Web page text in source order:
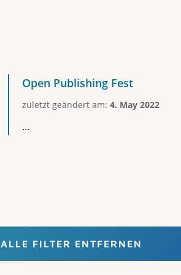
Open Publishing Fest
zuletzt geändert am: 4. May 2022
...
ALLE FILTER ENTFERNEN